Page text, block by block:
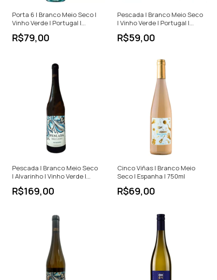
Porta 6 | Branco Meio Seco |
Vinho Verde | Portugal |
750ml
R$79,00
Pescada | Branco Meio Seco
| Vinho Verde | Portugal |
750ml
R$59,00
Pescada | Branco Meio Seco
| Alvarinho | Vinho Verde |
R$169,00
Cinco Viñas | Branco Meio
Seco | Espanha | 750ml
R$69,00